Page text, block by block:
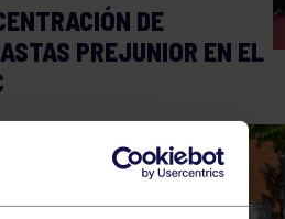
DE
PREJUNIOR EN EL